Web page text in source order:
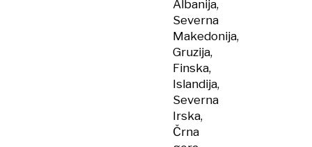
Albanija,
Severna
Makedonija,
Gruzija,
Finska,
Islandija,
Severna
Irska,
Črna